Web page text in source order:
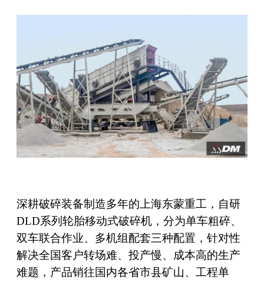
深耕破碎装备制造多年的上海东蒙重工，自研
DLD系列轮胎移动式破碎机，分为单车粗碎、
双车联合作业、多机组配套三种配置，针对性
解决全国客户转场难、投产慢、成本高的生产
难题，产品销往国内各省市县矿山、工程单